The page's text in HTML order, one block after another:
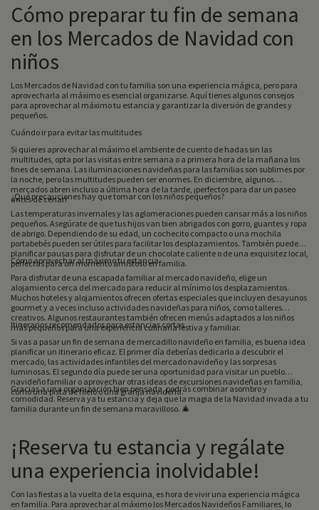
Cómo preparar tu fin de semana
en los Mercados de Navidad con
niños
Los Mercados de Navidad con tu familia son una experiencia mágica, pero para
aprovecharla al máximo es esencial organizarse. Aquí tienes algunos consejos
para aprovechar al máximo tu estancia y garantizar la diversión de grandes y
pequeños.
Cuándo ir para evitar las multitudes
Si quieres aprovechar al máximo el ambiente de cuento de hadas sin las
multitudes, opta por las visitas entre semana o a primera hora de la mañana los
fines de semana. Las iluminaciones navideñas para las familias son sublimes por
la noche, pero las multitudes pueden ser enormes. En diciembre, algunos
mercados abren incluso a última hora de la tarde, ¡perfectos para dar un paseo
antes de cenar!
¿Qué precauciones hay que tomar con los niños pequeños?
Las temperaturas invernales y las aglomeraciones pueden cansar más a los niños
pequeños. Asegúrate de que tus hijos van bien abrigados con gorro, guantes y ropa
de abrigo. Dependiendo de su edad, un cochecito compacto o una mochila
portabebés pueden ser útiles para facilitar los desplazamientos. También puedes
planificar pausas para disfrutar de un chocolate caliente o de una exquisitez local,
perfectas para un momento amistoso en familia.
Cómo aprovechar al máximo tu estancia
Para disfrutar de una escapada familiar al mercado navideño, elige un
alojamiento cerca del mercado para reducir al mínimo los desplazamientos.
Muchos hoteles y alojamientos ofrecen ofertas especiales que incluyen desayunos
gourmet y a veces incluso actividades navideñas para niños, como talleres
creativos. Algunos restaurantes también ofrecen menús adaptados a los niños
más pequeños para una experiencia culinaria festiva y familiar.
Itinerarios recomendados para estancias cortas
Si vas a pasar un fin de semana de mercadillo navideño en familia, es buena idea
planificar un itinerario eficaz. El primer día deberías dedicarlo a descubrir el
mercado, las actividades infantiles del mercado navideño y las sorpresas
luminosas. El segundo día puede ser una oportunidad para visitar un pueblo
navideño familiar o aprovechar otras ideas de excursiones navideñas en familia,
como una pista de hielo o una granja navideña.
Gracias a una organización bien pensada, podrás combinar asombro y
comodidad. Reserva ya tu estancia y deja que la magia de la Navidad invada a tu
familia durante un fin de semana maravilloso. 🎄
¡Reserva tu estancia y regálate
una experiencia inolvidable!
Con las fiestas a la vuelta de la esquina, es hora de vivir una experiencia mágica
en familia. Para aprovechar al máximo los Mercados Navideños Familiares, lo